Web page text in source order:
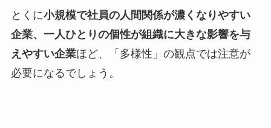
とくに小規模で社員の人間関係が濃くなりやすい
企業、一人ひとりの個性が組織に大きな影響を与
えやすい企業ほど、「多様性」の観点では注意が
必要になるでしょう。